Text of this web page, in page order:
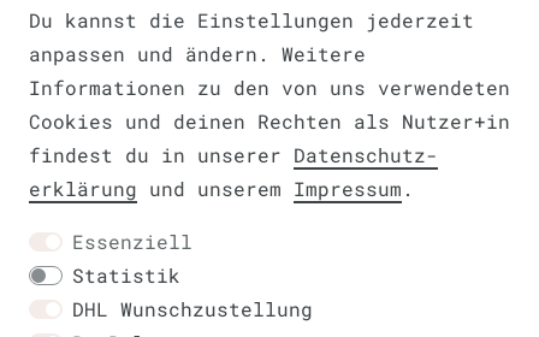
Du kannst die Einstellungen jederzeit
anpassen und ändern. Weitere
Informationen zu den von uns verwendeten
Cookies und deinen Rechten als Nutzer+in
findest du in unserer Daten­schutz­
erklärung und unserem Impressum .
Essenziell
Statistik
DHL Wunschzustellung
Widerrufs­recht VERTRAG WIDERRUFEN
Kontakt